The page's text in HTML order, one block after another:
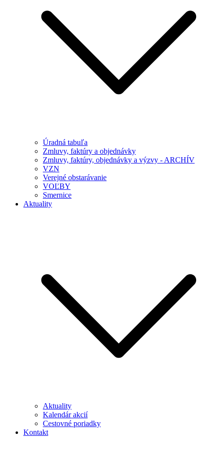
Úradná tabuľa
Zmluvy, faktúry a objednávky
Zmluvy, faktúry, objednávky a výzvy - ARCHÍV
VZN
Verejné obstarávanie
VOĽBY
Smernice
Aktuality
Aktuality
Kalendár akcií
Cestovné poriadky
Kontakt